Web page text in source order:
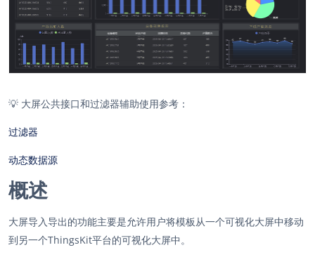
💡 大屏公共接口和过滤器辅助使用参考：
过滤器
动态数据源
概述
大屏导入导出的功能主要是允许用户将模板从一个可视化大屏中移动
到另一个ThingsKit平台的可视化大屏中。